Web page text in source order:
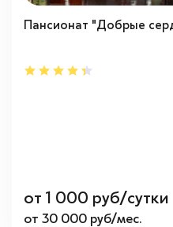
С собакой(2)
+ Показать еще 1
Расположение
Пансионат "Добрые
от 1 000 руб/сутки
от 30 000 руб/мес.